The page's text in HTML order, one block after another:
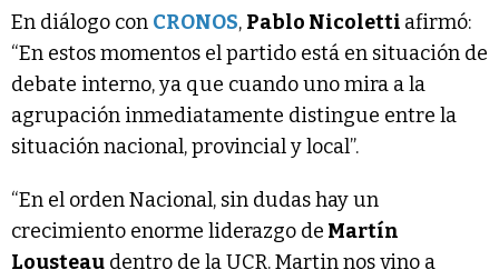
En diálogo con CRONOS, Pablo Nicoletti afirmó:
“En estos momentos el partido está en situación de
debate interno, ya que cuando uno mira a la
agrupación inmediatamente distingue entre la
situación nacional, provincial y local”.
“En el orden Nacional, sin dudas hay un
crecimiento enorme liderazgo de Martín
Lousteau dentro de la UCR. Martin nos vino a